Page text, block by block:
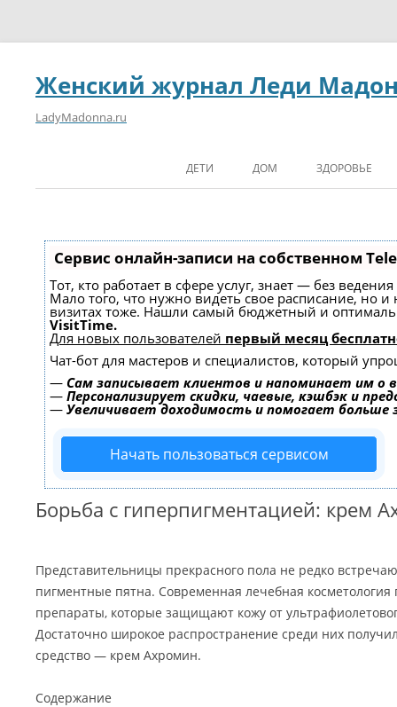
Женский журнал Леди
LadyMadonna.ru
ДЕТИ ДОМ ЗДОРОВЬЕ
Сервис онлайн-записи на собственном
Тот, кто работает в сфере услуг, знает — без
Мало того, что нужно видеть свое расписание, но
визитах тоже. Нашли самый бюджетный и
VisitTime.
Для новых пользователей первый месяц
Чат-бот для мастеров и специалистов, который
— Сам записывает клиентов и напоминает им о
— Персонализирует скидки, чаевые, кэшбэк и
— Увеличивает доходимость и помогает
Начать пользоваться сервисом
Борьба с гиперпигментацией: крем
Представительницы прекрасного пола не редко
пигментные пятна. Современная лечебная косметология
препараты, которые защищают кожу от
Достаточно широкое распространение среди них
средство — крем Ахромин.
Содержание